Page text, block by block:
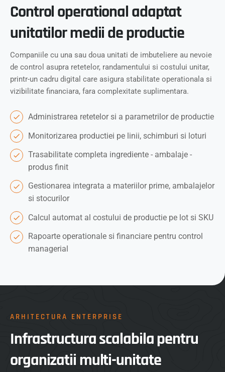
Control operational adaptat
unitatilor medii de productie
Companiile cu una sau doua unitati de imbuteliere au nevoie
de control asupra retetelor, randamentului si costului unitar,
printr-un cadru digital care asigura stabilitate operationala si
vizibilitate financiara, fara complexitate suplimentara.
Administrarea retetelor si a parametrilor de productie
Monitorizarea productiei pe linii, schimburi si loturi
Trasabilitate completa ingrediente - ambalaje -
produs finit
Gestionarea integrata a materiilor prime, ambalajelor
si stocurilor
Calcul automat al costului de productie pe lot si SKU
Rapoarte operationale si financiare pentru control
managerial
ARHITECTURA ENTERPRISE
Infrastructura scalabila pentru
organizatii multi-unitate